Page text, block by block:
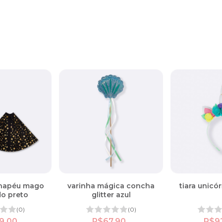
mago
preto
(0)
varinha mágica concha
glitter azul
(0)
tiara